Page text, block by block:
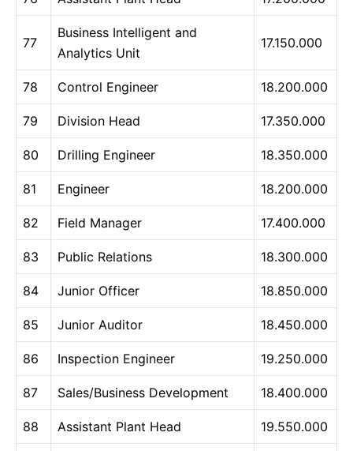
77
Business Intelligent and
Analytics Unit
17.150.000
78 Control Engineer 18.200.000
79 Division Head 17.350.000
80 Drilling Engineer 18.350.000
81 Engineer 18.200.000
82 Field Manager 17.400.000
83 Public Relations 18.300.000
84 Junior Officer 18.850.000
85 Junior Auditor 18.450.000
86 Inspection Engineer 19.250.000
87 Sales/Business Development 18.400.000
88 Assistant Plant Head 19.550.000